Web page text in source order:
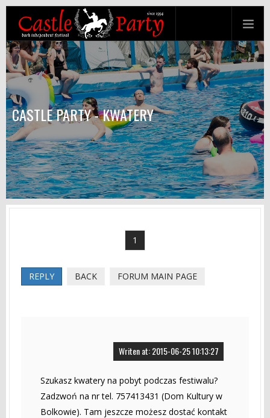
CASTLE PARTY - KWATERY
1
REPLY BACK FORUM MAIN PAGE
Writen at: 2015-06-25 10:13:27
Szukasz kwatery na pobyt podczas festiwalu?
Zadzwoń na nr tel. 757413431 (Dom Kultury w
Bolkowie). Tam jeszcze możesz dostać kontakt